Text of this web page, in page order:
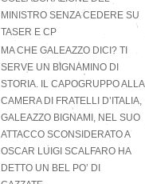
MINISTRO SENZA CEDERE SU
TASER E CP
MA CHE GALEAZZO DICI? TI
SERVE UN BIGNAMINO DI
STORIA. IL CAPOGRUPPO ALLA
CAMERA DI FRATELLI D’ITALIA,
GALEAZZO BIGNAMI, NEL SUO
ATTACCO SCONSIDERATO A
OSCAR LUIGI SCALFARO HA
DETTO UN BEL PO’ DI